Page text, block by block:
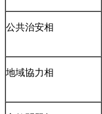
公共治安相
地域協力相